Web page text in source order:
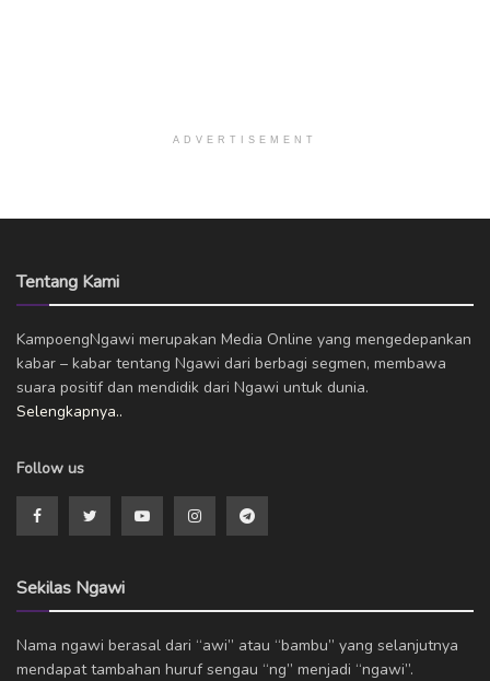
ADVERTISEMENT
Tentang Kami
KampoengNgawi merupakan Media Online yang mengedepankan
kabar – kabar tentang Ngawi dari berbagi segmen, membawa
suara positif dan mendidik dari Ngawi untuk dunia.
Selengkapnya..
Follow us
Sekilas Ngawi
Nama ngawi berasal dari “awi” atau “bambu” yang selanjutnya
mendapat tambahan huruf sengau “ng” menjadi “ngawi”.